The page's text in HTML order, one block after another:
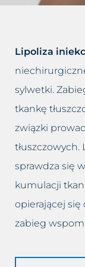
Dolina
Krzywy
Nadmiar
Plamy
Leczenie
Leczenie
Lifting
Blog
Lipoliza
sylwetki.
tkankę
związki
tłuszczowych.
sprawdza się
kumulacji
opierającej się
zabieg